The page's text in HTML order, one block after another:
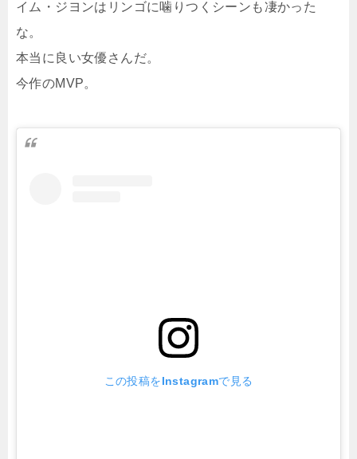
イム・ジヨンはリンゴに噛りつくシーンも凄かった
な。
本当に良い女優さんだ。
今作のMVP。
この投稿をInstagramで見る